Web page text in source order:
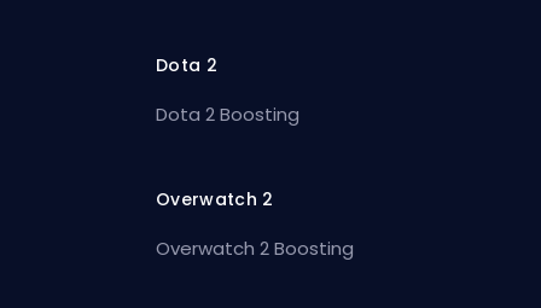
Dota 2
Dota 2 Boosting
Overwatch 2
Overwatch 2 Boosting